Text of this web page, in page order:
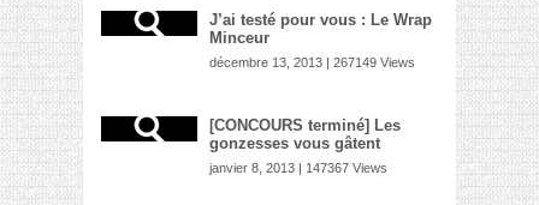
J’ai testé pour vous : Le Wrap
Minceur
décembre 13, 2013 | 267149 Views
[CONCOURS terminé] Les
gonzesses vous gâtent
janvier 8, 2013 | 147367 Views